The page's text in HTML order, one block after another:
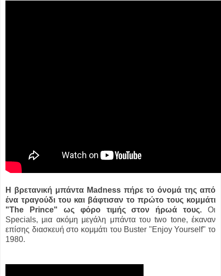
Η βρετανική μπάντα Madness πήρε το όνομά της από
ένα τραγούδι του και βάφτισαν το πρώτο τους κομμάτι
"The Prince" ως φόρο τιμής στον ήρωά τους. Οι
Specials, μια ακόμη μεγάλη μπάντα του two tone, έκαναν
επίσης διασκευή στο κομμάτι του Buster "Enjoy Yourself" το
1980.